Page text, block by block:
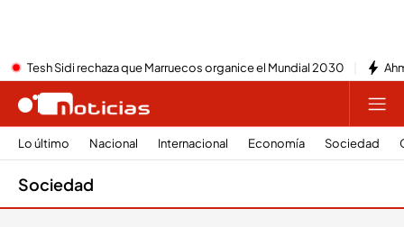
Tesh Sidi rechaza que Marruecos organice el Mundial 2030
Lo último Nacional Internacional Economía Sociedad
Sociedad